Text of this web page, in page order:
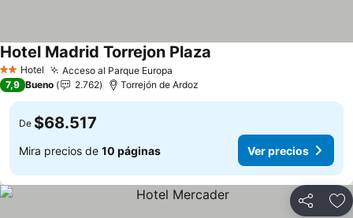
2 Estrellas
Hotel Acceso al Parque Europa
Hotel Madrid Torrejon Plaza
7,9 Bueno 2.762 Torrejón de Ardoz
De $68.517
Mira precios de 10 páginas Ver precios
Compartir